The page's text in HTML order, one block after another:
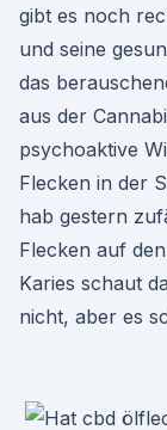
gibt es noch
und seine
das
aus der
psychoaktive
Flecken in der
hab gestern
Flecken auf
Karies schaut
nicht, aber es